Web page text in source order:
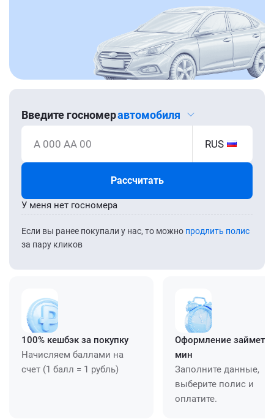
Введите госномеравтомобиля
А 000 АА 00 RUS
Рассчитать
Если вы ранее покупали у нас, то можно продлить полис
за пару кликов
У меня нет госномера
100% кешбэк за покупку
Начисляем баллами на
счет (1 балл = 1 рубль)
Оформление займет
мин
Заполните данные,
выберите полис и
оплатите.